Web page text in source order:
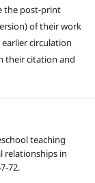
the post-print
of their work
circulation
their citation and
teaching
relationships in
72.